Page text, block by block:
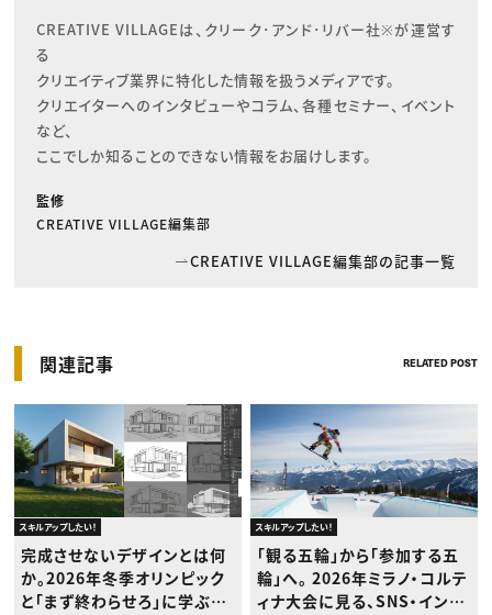
CREATIVE VILLAGEは、クリーク･アンド･リバー社※が運営す
る
クリエイティブ業界に特化した情報を扱うメディアです。
クリエイターへのインタビューやコラム、各種セミナー、イベント
など、
ここでしか知ることのできない情報をお届けします。
監修
CREATIVE VILLAGE編集部
CREATIVE VILLAGE編集部の記事一覧
関連記事 RELATED POST
スキルアップしたい！
完成させないデザインとは何
か。2026年冬季オリンピック
と「まず終わらせろ」に学ぶ、
スキルアップしたい！
「観る五輪」から「参加する五
輪」へ。 2026年ミラノ・コルテ
ィナ大会に見る、SNS・インフ